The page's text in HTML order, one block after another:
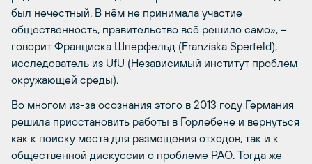
был нечестный. В нём не принимала участие
общественность, правительство всё решило само», –
говорит Франциска Шперфельд (Franziska Sperfeld),
исследователь из UfU (Независимый институт проблем
окружающей среды).
Во многом из-за осознания этого в 2013 году Германия
решила приостановить работы в Горлебене и вернуться
как к поиску места для размещения отходов, так и к
общественной дискуссии о проблеме РАО. Тогда же